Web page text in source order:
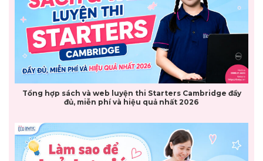
Tổng hợp sách và web luyện thi Starters Cambridge đầy
đủ, miễn phí và hiệu quả nhất 2026